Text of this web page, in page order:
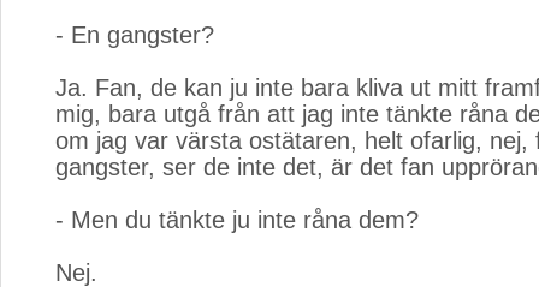
- En gangster?
Ja. Fan, de kan ju inte bara kliva ut mitt
mig, bara utgå från att jag inte tänkte råna
om jag var värsta ostätaren, helt ofarlig, nej,
gangster, ser de inte det, är det fan
- Men du tänkte ju inte råna dem?
Nej.